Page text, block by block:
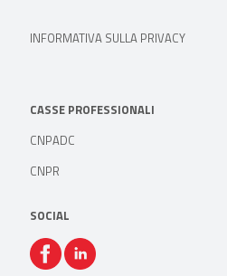
INFORMATIVA SULLA PRIVACY
CASSE PROFESSIONALI
CNPADC
CNPR
SOCIAL